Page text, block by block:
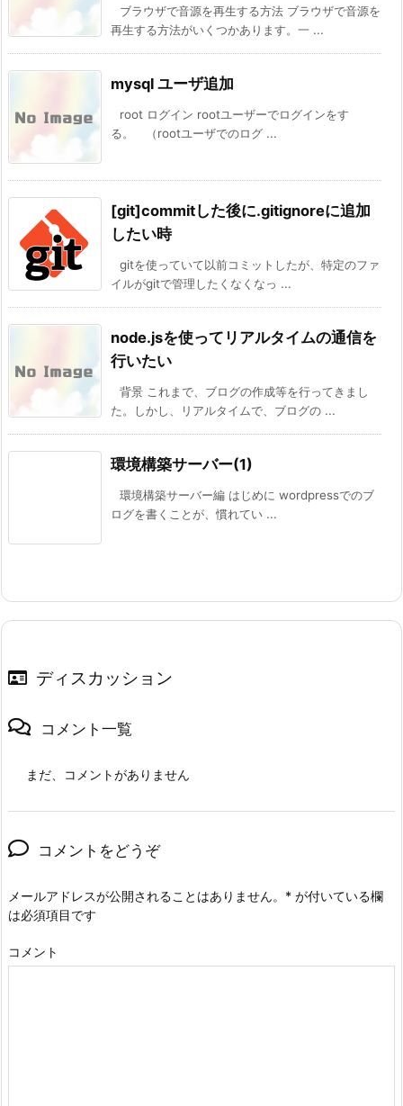
ブラウザで音源を再生する方法 ブラウザで音源を
再生する方法がいくつかあります。一 ...
mysql ユーザ追加
root ログイン rootユーザーでログインをす
る。 （rootユーザでのログ ...
[git]commitした後に.gitignoreに追加
したい時
gitを使っていて以前コミットしたが、特定のファ
イルがgitで管理したくなくなっ ...
node.jsを使ってリアルタイムの通信を
行いたい
背景 これまで、ブログの作成等を行ってきまし
た。しかし、リアルタイムで、ブログの ...
環境構築サーバー(1)
環境構築サーバー編 はじめに wordpressでのブ
ログを書くことが、慣れてい ...
ディスカッション
コメント一覧
まだ、コメントがありません
コメントをどうぞ
メールアドレスが公開されることはありません。 * が付いている欄
は必須項目です
コメント